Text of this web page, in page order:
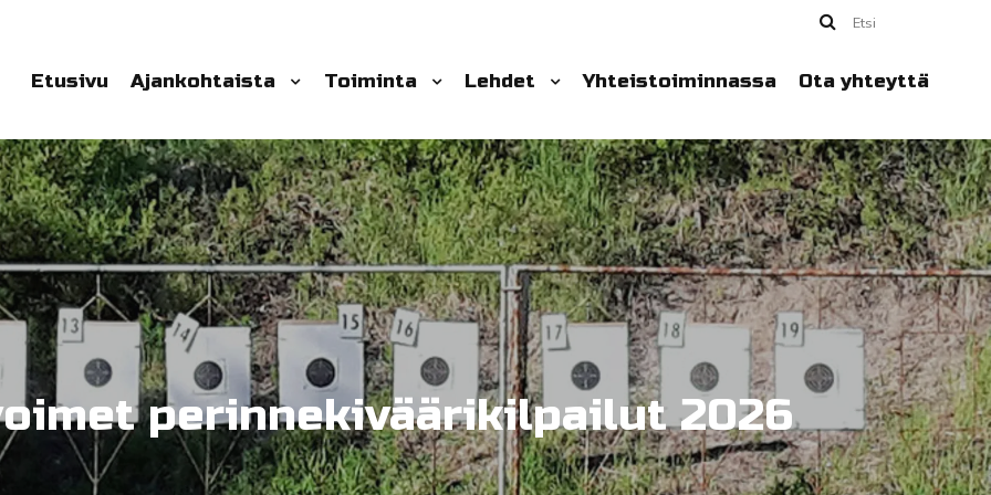
Etsi
Etusivu Ajankohtaista Toiminta Lehdet Yhteistoiminnassa Ota yhteyttä
perinnekiväärikilpailut 2026